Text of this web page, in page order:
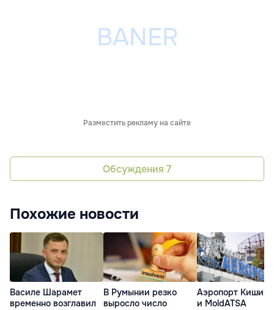
Разместить рекламу на сайте
Обсуждения 7
Похожие новости
Василе Шарамет
временно возглавил
В Румынии резко
выросло число
Аэропорт
и MoldATSA